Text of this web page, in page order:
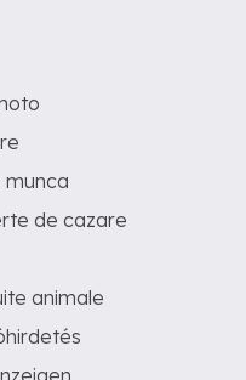
munca
de cazare
animale